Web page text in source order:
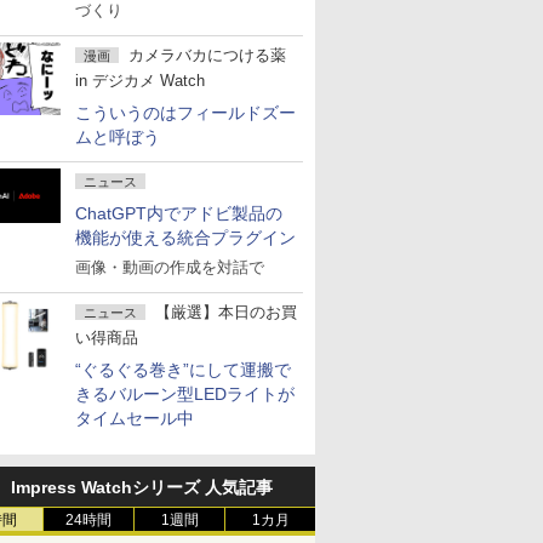
づくり
漫画
カメラバカにつける薬
in デジカメ Watch
こういうのはフィールドズー
ムと呼ぼう
ニュース
ChatGPT内でアドビ製品の
機能が使える統合プラグイン
画像・動画の作成を対話で
ニュース
【厳選】本日のお買
い得商品
“ぐるぐる巻き”にして運搬で
きるバルーン型LEDライトが
タイムセール中
Impress Watchシリーズ 人気記事
24時間 1週間 1カ月